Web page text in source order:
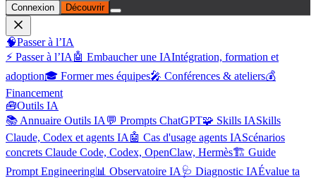
Connexion Découvrir
🧠Passer à l’IA
⚡ Passer à l’IA 🤖 Embaucher une IAIntégration, formation et
adoption🎓 Former mes équipes🎤 Conférences & ateliers💰
Financement
🧰Outils IA
📚 Annuaire Outils IA 💬 Prompts ChatGPT🧩 Skills IASkills
Claude, Codex et agents IA 🤖 Cas d'usage agents IAScénarios
concrets Claude Code, Codex, OpenClaw, Hermès🏗️ Guide
Prompt Engineering📊 Observatoire IA 🩺 Diagnostic IAÉvalue ta